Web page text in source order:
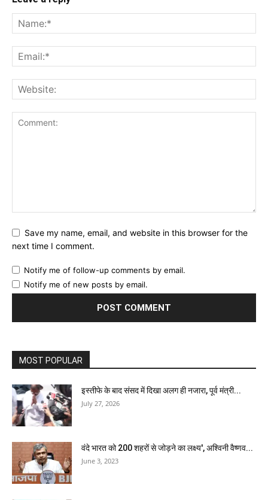
Save my name, email, and website in this browser for the
next time I comment.
Notify me of follow-up comments by email.
Notify me of new posts by email.
MOST POPULAR
इस्तीफे के बाद संसद में दिखा अलग ही नजारा, पूर्व मंत्री...
July 27, 2026
वंदे भारत को 200 शहरों से जोड़ने का लक्ष्य', अश्विनी वैष्णव...
June 3, 2023